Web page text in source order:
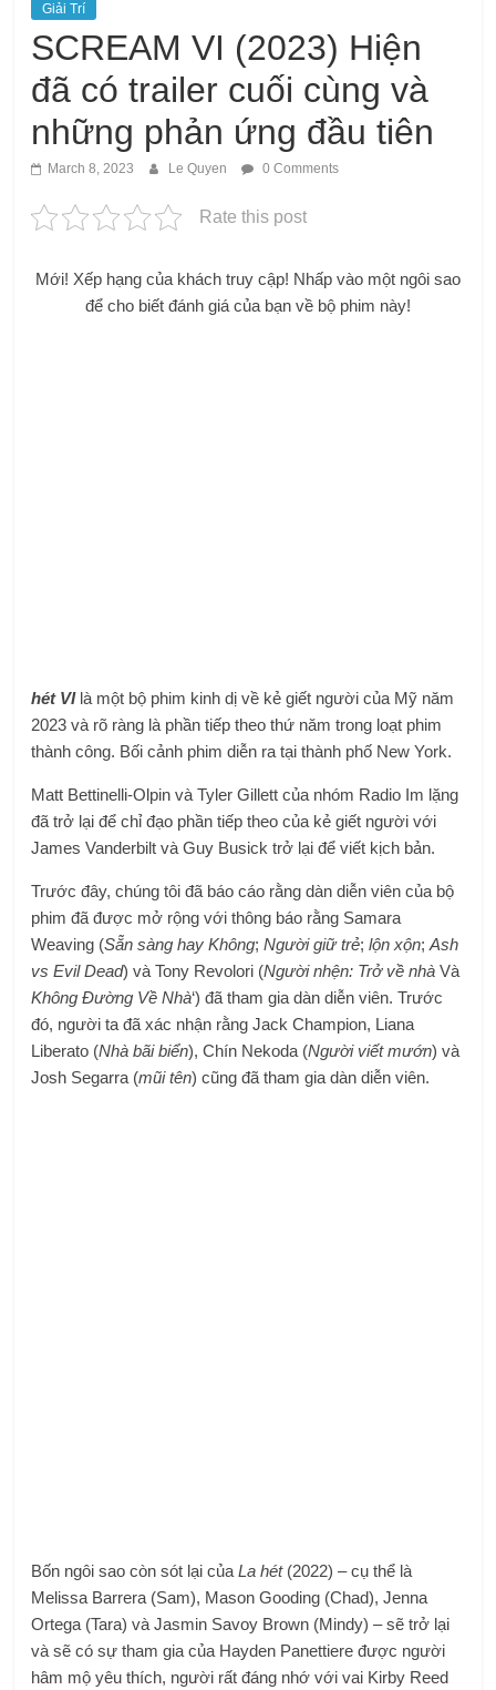
Giải Trí
SCREAM VI (2023) Hiện
đã có trailer cuối cùng và
những phản ứng đầu tiên
March 8, 2023 Le Quyen 0 Comments
Rate this post
Mới! Xếp hạng của khách truy cập! Nhấp vào một ngôi sao
để cho biết đánh giá của bạn về bộ phim này!
hét VI là một bộ phim kinh dị về kẻ giết người của Mỹ năm
2023 và rõ ràng là phần tiếp theo thứ năm trong loạt phim
thành công. Bối cảnh phim diễn ra tại thành phố New York.
Matt Bettinelli-Olpin và Tyler Gillett của nhóm Radio Im lặng
đã trở lại để chỉ đạo phần tiếp theo của kẻ giết người với
James Vanderbilt và Guy Busick trở lại để viết kịch bản.
Trước đây, chúng tôi đã báo cáo rằng dàn diễn viên của bộ
phim đã được mở rộng với thông báo rằng Samara
Weaving (Sẵn sàng hay Không;Người giữ trẻ;lộn xộn;Ash
vs Evil Dead) và Tony Revolori (Người nhện: Trở về nhàVà
Không Đường Về Nhà‘) đã tham gia dàn diễn viên. Trước
đó, người ta đã xác nhận rằng Jack Champion, Liana
Liberato (Nhà bãi biển), Chín Nekoda (Người viết mướn) và
Josh Segarra (mũi tên) cũng đã tham gia dàn diễn viên.
Bốn ngôi sao còn sót lại củaLa hét(2022) – cụ thể là
Melissa Barrera (Sam), Mason Gooding (Chad), Jenna
Ortega (Tara) và Jasmin Savoy Brown (Mindy) – sẽ trở lại
và sẽ có sự tham gia của Hayden Panettiere được người
hâm mộ yêu thích, người rất đáng nhớ với vai Kirby Reed